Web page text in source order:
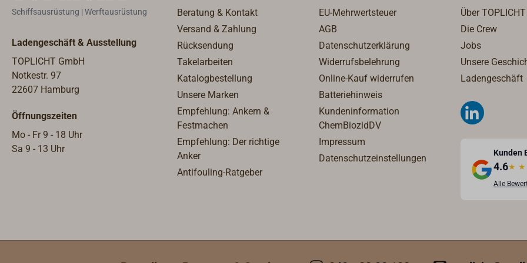
mit Schutzart IP55 und 0,25
1400rpm.Anschluss 1"
Schiffsausrüstung | Werftausrüstung
Ladengeschäft & Ausstellung
TOPLICHT GmbH
Notkestr. 97
22607 Hamburg
Öffnungszeiten
Mo - Fr 9 - 18 Uhr
Sa 9 - 13 Uhr
Beratung & Kontakt
Versand & Zahlung
Rücksendung
Takelarbeiten
Katalogbestellung
Unsere Marken
Empfehlung: Ankern &
Festmachen
Empfehlung: Der richtige
Anker
Antifouling-Ratgeber
EU-Mehrwertsteuer
AGB
Datenschutzerklärung
Widerrufsbelehrung
Online-Kauf widerrufen
Batteriehinweis
Kundeninformation
ChemBiozidDV
Impressum
Datenschutzeinstellungen
Über TOPLICHT
Die Crew
Jobs
Unsere
Ladengeschäft
Kunden
4.6★ ★
Alle